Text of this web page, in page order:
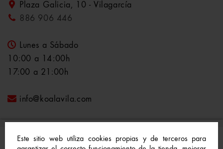
Este sitio web utiliza cookies propias y de terceros para
Plaza Galicia, 10 - Vilagarcía
886 906 446
Lunes a Sábado
10:00 a 14:00h
17:00 a 21:00h
info@koalavila.com